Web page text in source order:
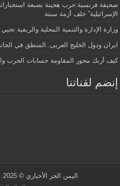
صحيفة فرنسية:حرب هجينة بصبغة
الإسرائيلية” خلف أزمة سبتة
وزارة الإدارة والتنمية المحلية والريفية
ايران ودول الخليج العربى..المنطق في
كيف أربك محور المقاومة حسابات الحرب
إنضم لقناتنا
اليمن الحر الأخباري © 2025. جميع الحقوق محفوظة